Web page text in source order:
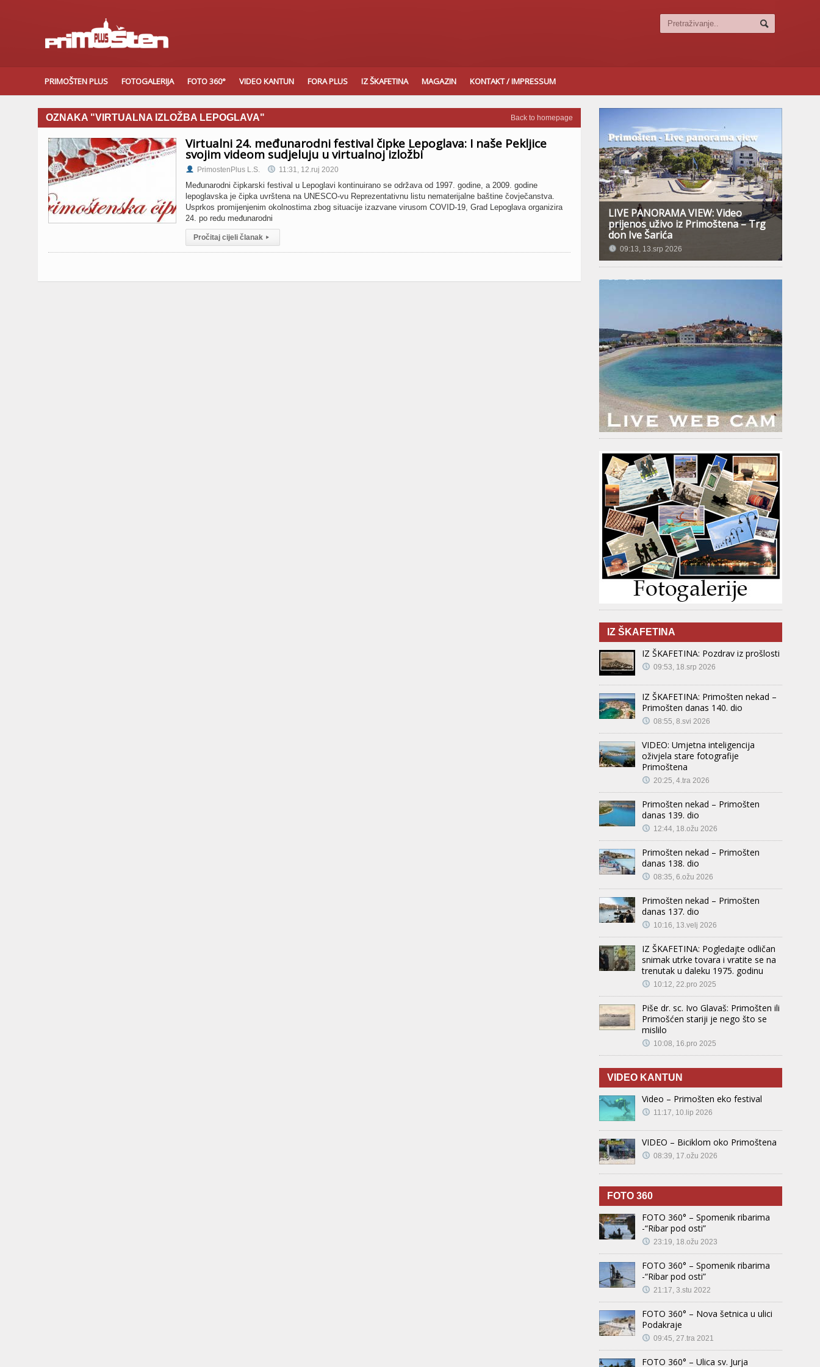
PRIMOŠTEN PLUS FOTOGALERIJA FOTO 360° VIDEO KANTUN FORA PLUS IZ ŠKAFETINA MAGAZIN KONTAKT / IMPRESSUM
Back to homepage
OZNAKA "VIRTUALNA IZLOŽBA LEPOGLAVA"
Virtualni 24. međunarodni festival čipke Lepoglava: I naše Pekljice
svojim videom sudjeluju u virtualnoj izložbi
PrimostenPlus L.S. 11:31, 12.ruj 2020
Međunarodni čipkarski festival u Lepoglavi kontinuirano se održava od 1997. godine, a 2009. godine
lepoglavska je čipka uvrštena na UNESCO-vu Reprezentativnu listu nematerijalne baštine čovječanstva.
Usprkos promijenjenim okolnostima zbog situacije izazvane virusom COVID-19, Grad Lepoglava organizira
24. po redu međunarodni
Pročitaj cijeli članak ▸
LIVE PANORAMA VIEW: Video
prijenos uživo iz Primoštena – Trg
don Ive Šarića
09:13, 13.srp 2026
IZ ŠKAFETINA
IZ ŠKAFETINA: Pozdrav iz prošlosti
09:53, 18.srp 2026
IZ ŠKAFETINA: Primošten nekad –
Primošten danas 140. dio
08:55, 8.svi 2026
VIDEO: Umjetna inteligencija
oživjela stare fotografije
Primoštena
20:25, 4.tra 2026
Primošten nekad – Primošten
danas 139. dio
12:44, 18.ožu 2026
Primošten nekad – Primošten
danas 138. dio
08:35, 6.ožu 2026
Primošten nekad – Primošten
danas 137. dio
10:16, 13.velj 2026
IZ ŠKAFETINA: Pogledajte odličan
snimak utrke tovara i vratite se na
trenutak u daleku 1975. godinu
10:12, 22.pro 2025
Piše dr. sc. Ivo Glavaš: Primošten ili
Primošćen stariji je nego što se
mislilo
10:08, 16.pro 2025
VIDEO KANTUN
Video – Primošten eko festival
11:17, 10.lip 2026
VIDEO – Biciklom oko Primoštena
08:39, 17.ožu 2026
FOTO 360
FOTO 360° – Spomenik ribarima
-“Ribar pod osti”
23:19, 18.ožu 2023
FOTO 360° – Spomenik ribarima
-“Ribar pod osti”
21:17, 3.stu 2022
FOTO 360° – Nova šetnica u ulici
Podakraje
09:45, 27.tra 2021
FOTO 360° – Ulica sv. Jurja